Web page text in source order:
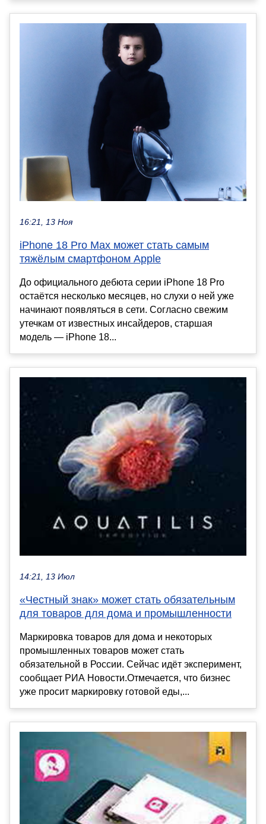
16:21, 13 Ноя
iPhone 18 Pro Max может стать самым
тяжёлым смартфоном Apple
До официального дебюта серии iPhone 18 Pro
остаётся несколько месяцев, но слухи о ней уже
начинают появляться в сети. Согласно свежим
утечкам от известных инсайдеров, старшая
модель — iPhone 18...
14:21, 13 Июл
«Честный знак» может стать обязательным
для товаров для дома и промышленности
Маркировка товаров для дома и некоторых
промышленных товаров может стать
обязательной в России. Сейчас идёт эксперимент,
сообщает РИА Новости.Отмечается, что бизнес
уже просит маркировку готовой еды,...